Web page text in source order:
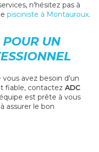
n'hésitez pas à
pisciniste à Montauroux.
UN
avez besoin d'un
fiable, contactez ADC
est prête à vous
assurer le bon